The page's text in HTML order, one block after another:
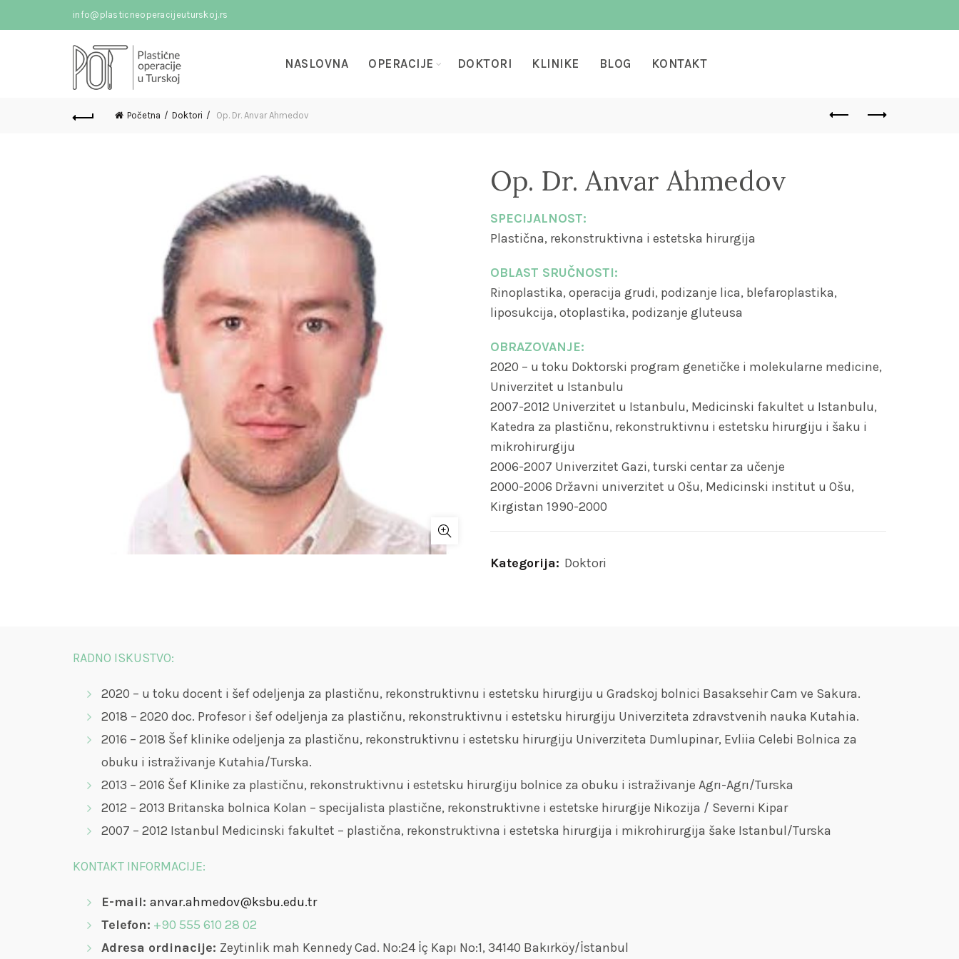
info@plasticneoperacijeuturskoj.rs
NASLOVNA OPERACIJE DOKTORI KLINIKE BLOG KONTAKT
Početna Doktori Op. Dr. Anvar Ahmedov
Op. Dr. Anvar Ahmedov
SPECIJALNOST:
Plastična, rekonstruktivna i estetska hirurgija
OBLAST SRUČNOSTI:
Rinoplastika, operacija grudi, podizanje lica, blefaroplastika,
liposukcija, otoplastika, podizanje gluteusa
OBRAZOVANJE:
2020 – u toku Doktorski program genetičke i molekularne medicine,
Univerzitet u Istanbulu
2007-2012 Univerzitet u Istanbulu, Medicinski fakultet u Istanbulu,
Katedra za plastičnu, rekonstruktivnu i estetsku hirurgiju i šaku i
mikrohirurgiju
2006-2007 Univerzitet Gazi, turski centar za učenje
2000-2006 Državni univerzitet u Ošu, Medicinski institut u Ošu,
Kirgistan 1990-2000
Kategorija: Doktori
RADNO ISKUSTVO:
2020 – u toku docent i šef odeljenja za plastičnu, rekonstruktivnu i estetsku hirurgiju u Gradskoj bolnici Basaksehir Cam ve Sakura.
2018 – 2020 doc. Profesor i šef odeljenja za plastičnu, rekonstruktivnu i estetsku hirurgiju Univerziteta zdravstvenih nauka Kutahia.
2016 – 2018 Šef klinike odeljenja za plastičnu, rekonstruktivnu i estetsku hirurgiju Univerziteta Dumlupinar, Evliia Celebi Bolnica za
obuku i istraživanje Kutahia/Turska.
2013 – 2016 Šef Klinike za plastičnu, rekonstruktivnu i estetsku hirurgiju bolnice za obuku i istraživanje Agrı-Agrı/Turska
2012 – 2013 Britanska bolnica Kolan – specijalista plastične, rekonstruktivne i estetske hirurgije Nikozija / Severni Kipar
2007 – 2012 Istanbul Medicinski fakultet – plastična, rekonstruktivna i estetska hirurgija i mikrohirurgija šake Istanbul/Turska
KONTAKT INFORMACIJE:
E-mail: anvar.ahmedov@ksbu.edu.tr
Telefon: +90 555 610 28 02
Adresa ordinacije: Zeytinlik mah Kennedy Cad. No:24 İç Kapı No:1, 34140 Bakırköy/İstanbul